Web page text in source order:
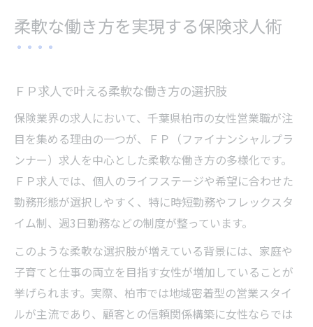
柔軟な働き方を実現する保険求人術
ＦＰ求人で叶える柔軟な働き方の選択肢
保険業界の求人において、千葉県柏市の女性営業職が注
目を集める理由の一つが、ＦＰ（ファイナンシャルプラ
ンナー）求人を中心とした柔軟な働き方の多様化です。
ＦＰ求人では、個人のライフステージや希望に合わせた
勤務形態が選択しやすく、特に時短勤務やフレックスタ
イム制、週3日勤務などの制度が整っています。
このような柔軟な選択肢が増えている背景には、家庭や
子育てと仕事の両立を目指す女性が増加していることが
挙げられます。実際、柏市では地域密着型の営業スタイ
ルが主流であり、顧客との信頼関係構築に女性ならでは